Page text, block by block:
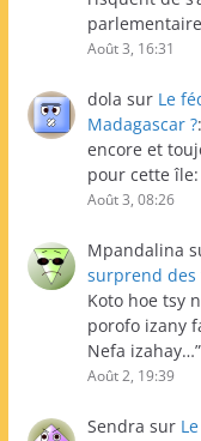
Août 3, 16:31
dola sur Le
Madagascar ?
encore et
pour cette
Août 3, 08:26
Mpandalina
surprend des
Koto hoe tsy
porofo izany
Nefa izahay…”
Août 2, 19:39
Sendra sur